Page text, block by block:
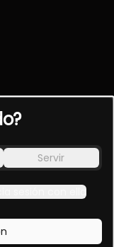
Servir
sesión con ella